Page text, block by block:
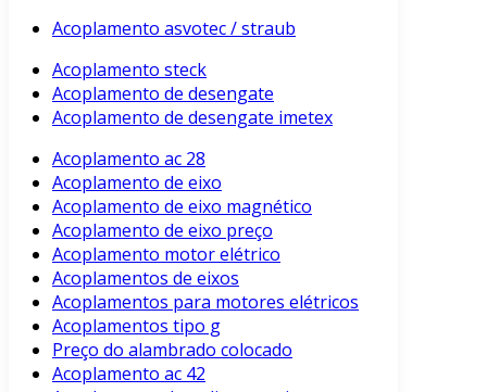
Acoplamento asvotec / straub
Acoplamento steck
Acoplamento de desengate
Acoplamento de desengate imetex
Acoplamento ac 28
Acoplamento de eixo
Acoplamento de eixo magnético
Acoplamento de eixo preço
Acoplamento motor elétrico
Acoplamentos de eixos
Acoplamentos para motores elétricos
Acoplamentos tipo g
Preço do alambrado colocado
Acoplamento ac 42